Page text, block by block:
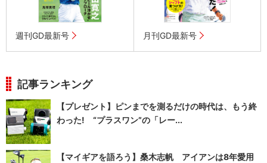
週刊GD最新号 月刊GD最新号
記事ランキング
【プレゼント】ピンまでを測るだけの時代は、もう終
わった! “プラスワン”の「レー...
【マイギアを語ろう】桑木志帆 アイアンは8年愛用